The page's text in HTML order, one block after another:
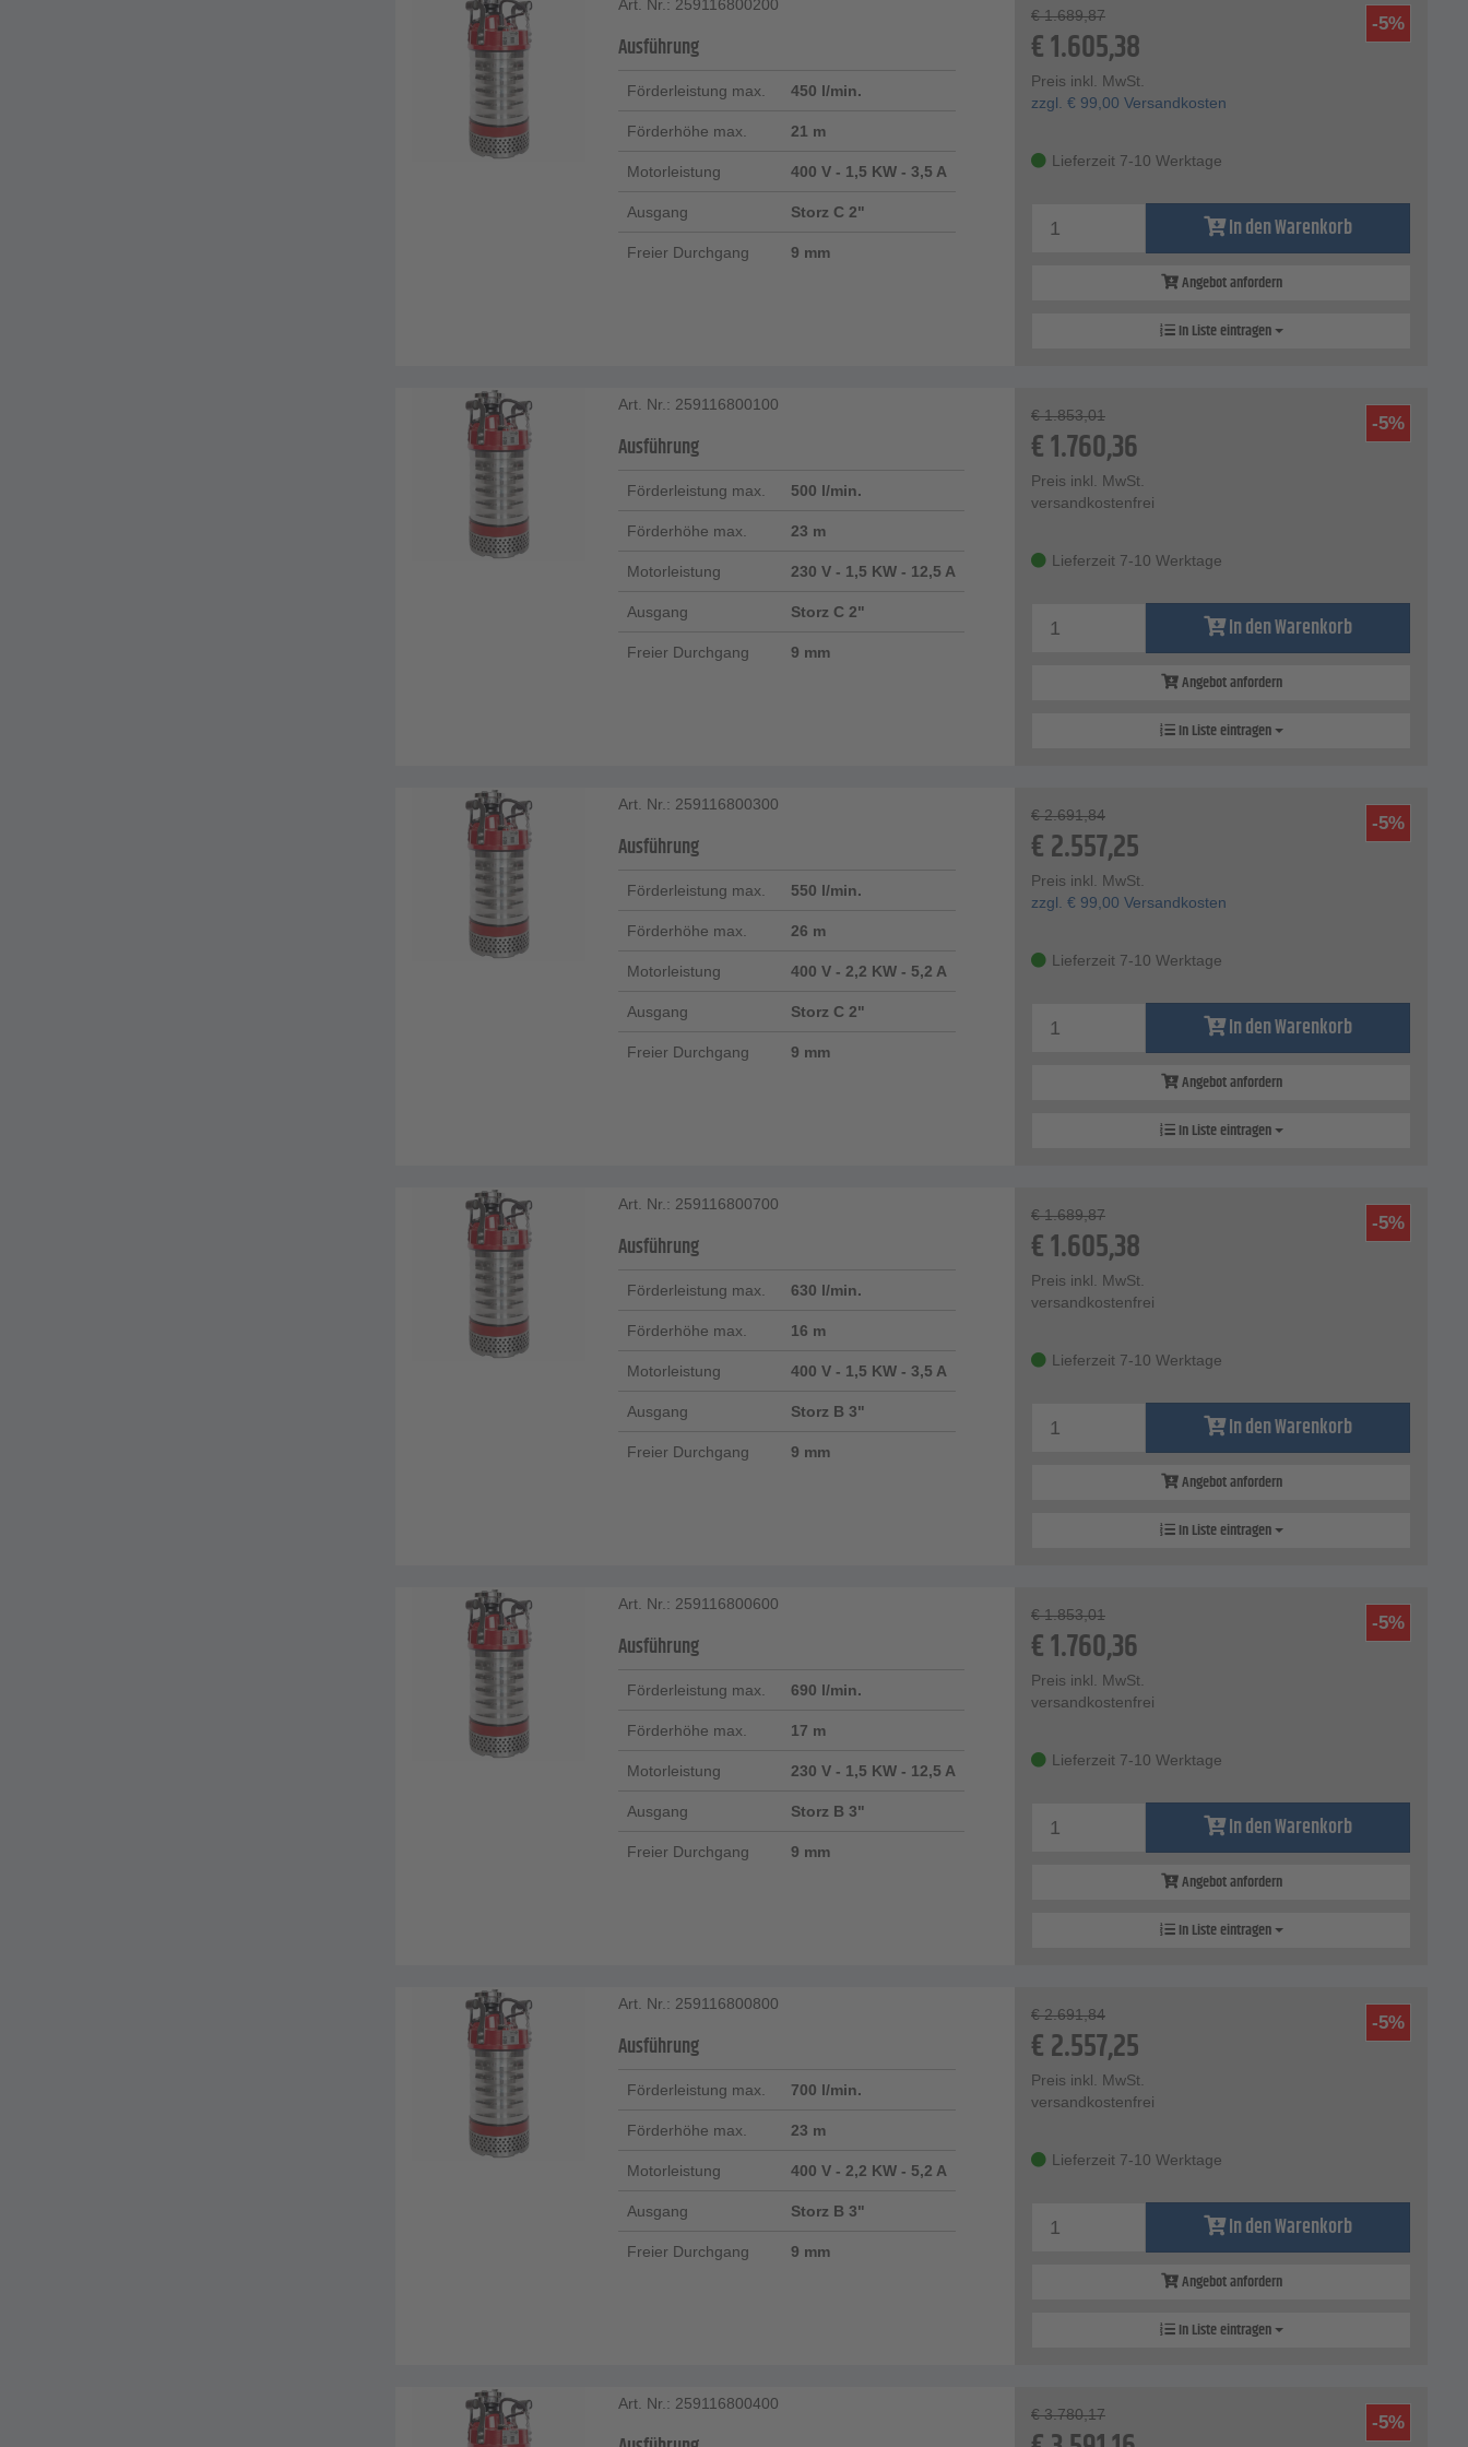
Art. Nr.: 259116800200
Ausführung
Förderleistung max. 450 l/min.
Förderhöhe max. 21 m
Motorleistung 400 V - 1,5 KW - 3,5 A
Ausgang Storz C 2"
Freier Durchgang 9 mm
-5%
€ 1.689,87
€1.605,38
Preis inkl. MwSt.
zzgl. € 99,00 Versandkosten
Lieferzeit 7-10 Werktage
In den Warenkorb
Angebot anfordern
In Liste eintragen
Art. Nr.: 259116800100
Ausführung
Förderleistung max. 500 l/min.
Förderhöhe max. 23 m
Motorleistung 230 V - 1,5 KW - 12,5 A
Ausgang Storz C 2"
Freier Durchgang 9 mm
-5%
€ 1.853,01
€1.760,36
Preis inkl. MwSt.
versandkostenfrei
Lieferzeit 7-10 Werktage
In den Warenkorb
Angebot anfordern
In Liste eintragen
Art. Nr.: 259116800300
Ausführung
Förderleistung max. 550 l/min.
Förderhöhe max. 26 m
Motorleistung 400 V - 2,2 KW - 5,2 A
Ausgang Storz C 2"
Freier Durchgang 9 mm
-5%
€ 2.691,84
€2.557,25
Preis inkl. MwSt.
zzgl. € 99,00 Versandkosten
Lieferzeit 7-10 Werktage
In den Warenkorb
Angebot anfordern
In Liste eintragen
Art. Nr.: 259116800700
Ausführung
Förderleistung max. 630 l/min.
Förderhöhe max. 16 m
Motorleistung 400 V - 1,5 KW - 3,5 A
Ausgang Storz B 3"
Freier Durchgang 9 mm
-5%
€ 1.689,87
€1.605,38
Preis inkl. MwSt.
versandkostenfrei
Lieferzeit 7-10 Werktage
In den Warenkorb
Angebot anfordern
In Liste eintragen
Art. Nr.: 259116800600
Ausführung
Förderleistung max. 690 l/min.
Förderhöhe max. 17 m
Motorleistung 230 V - 1,5 KW - 12,5 A
Ausgang Storz B 3"
Freier Durchgang 9 mm
-5%
€ 1.853,01
€1.760,36
Preis inkl. MwSt.
versandkostenfrei
Lieferzeit 7-10 Werktage
In den Warenkorb
Angebot anfordern
In Liste eintragen
Art. Nr.: 259116800800
Ausführung
Förderleistung max. 700 l/min.
Förderhöhe max. 23 m
Motorleistung 400 V - 2,2 KW - 5,2 A
Ausgang Storz B 3"
Freier Durchgang 9 mm
-5%
€ 2.691,84
€2.557,25
Preis inkl. MwSt.
versandkostenfrei
Lieferzeit 7-10 Werktage
In den Warenkorb
Angebot anfordern
In Liste eintragen
Art. Nr.: 259116800400
-5%
€ 3.780,17